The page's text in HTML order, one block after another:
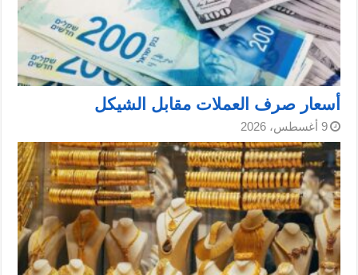
أسعار صرف العملات مقابل الشيكل
9 أغسطس، 2026